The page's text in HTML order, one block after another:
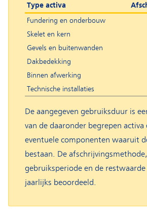
Type activa
Fundering en onderbouw
Skelet en kern
Gevels en buitenwanden
Dakbedekking
Binnen afwerking
Technische installaties
De aangegeven gebruiksduur is
van de daaronder begrepen activa
eventuele componenten waaruit
bestaan. De
gebruiksperiode en de
jaarlijks beoordeeld.